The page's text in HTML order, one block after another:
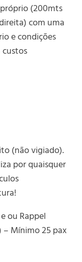
(200mts
com uma
e condições
custos
(não vigiado).
por quaisquer
ou Rappel
Mínimo 25 pax